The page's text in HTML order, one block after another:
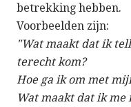
betrekking hebben.
Voorbeelden zijn:
"Wat maakt dat ik
terecht kom?
Hoe ga ik om met
Wat maakt dat ik me